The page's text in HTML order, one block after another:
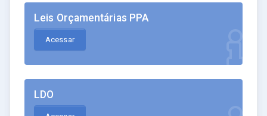
Leis Orçamentárias PPA
Acessar
LDO